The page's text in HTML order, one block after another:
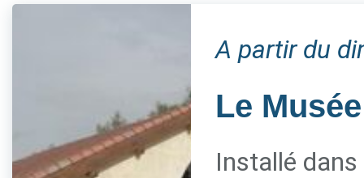
A partir du
Le
Installé dans